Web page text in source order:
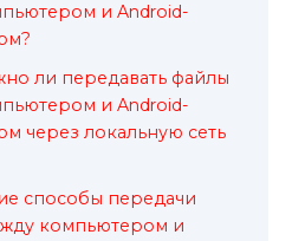
и Android-
ли передавать файлы
и Android-
через локальную сеть
способы передачи
компьютером и